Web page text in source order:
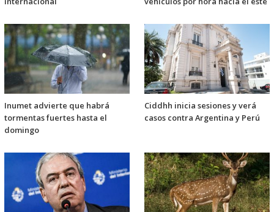
Inumet advierte que habrá
tormentas fuertes hasta el
domingo
Ciddhh inicia sesiones y verá
casos contra Argentina y Perú